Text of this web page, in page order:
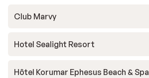
Club Marvy
Hotel Sealight Resort
Hôtel Korumar Ephesus Beach & Spa